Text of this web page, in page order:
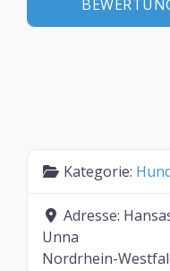
Kategorie:
Adresse:
Unna
Nordrhein-